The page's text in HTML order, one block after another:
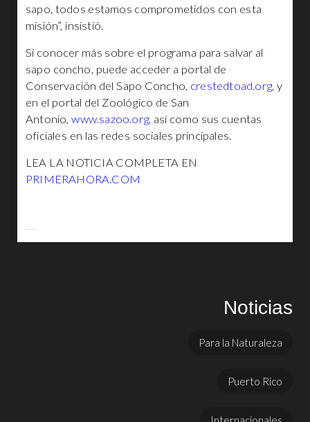
sapo, todos estamos comprometidos con esta
misión”, insistió.
Si conocer más sobre el programa para salvar al
sapo concho, puede acceder a portal de
Conservación del Sapo Concho, crestedtoad.org, y
en el portal del Zoológico de San
Antonio,www.sazoo.org, así como sus cuentas
oficiales en las redes sociales principales.
LEA LA NOTICIA COMPLETA EN
PRIMERAHORA.COM
Noticias
Para la Naturaleza
Puerto Rico